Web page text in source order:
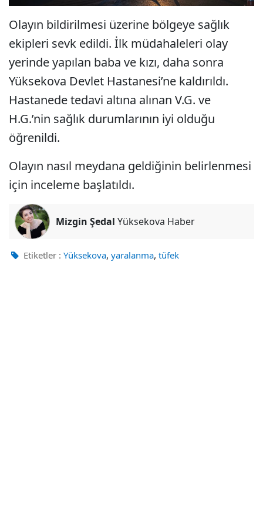
Olayın bildirilmesi üzerine bölgeye sağlık
ekipleri sevk edildi. İlk müdahaleleri olay
yerinde yapılan baba ve kızı, daha sonra
Yüksekova Devlet Hastanesi’ne kaldırıldı.
Hastanede tedavi altına alınan V.G. ve
H.G.’nin sağlık durumlarının iyi olduğu
öğrenildi.
Olayın nasıl meydana geldiğinin belirlenmesi
için inceleme başlatıldı.
Mizgin Şedal Yüksekova Haber
Etiketler : Yüksekova, yaralanma, tüfek